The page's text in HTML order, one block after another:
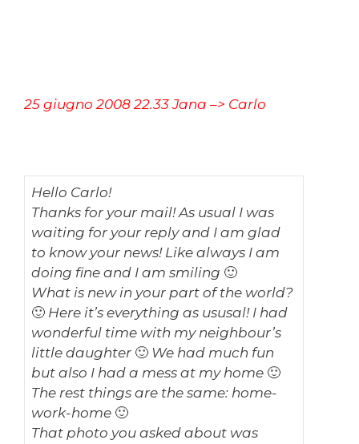
25 giugno 2008 22.33 Jana –> Carlo
Hello Carlo!
Thanks for your mail! As usual I was
waiting for your reply and I am glad
to know your news! Like always I am
doing fine and I am smiling 🙂
What is new in your part of the world?
🙂 Here it’s everything as ususal! I had
wonderful time with my neighbour’s
little daughter 🙂 We had much fun
but also I had a mess at my home 🙂
The rest things are the same: home-
work-home 🙂
That photo you asked about was